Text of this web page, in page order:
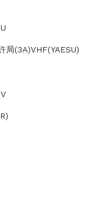
局(3A)VHF(YAESU)